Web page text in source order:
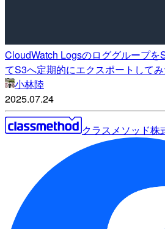
CloudWatch Logsのロググループを
てS3へ定期的にエクスポートして
小林陸
2025.07.24
クラスメソッド株